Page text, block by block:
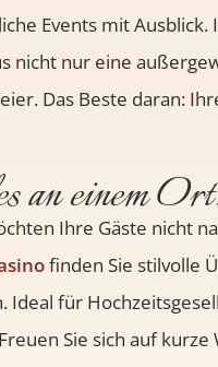
Events mit
nicht nur eine
Das Beste daran:
an einem
Ihre Gäste nicht
finden Sie stilvolle
Ideal für
Freuen Sie sich auf